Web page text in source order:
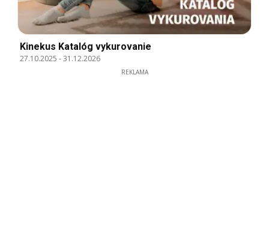
Kinekus Katalóg vykurovanie
27.10.2025 -31.12.2026
REKLAMA